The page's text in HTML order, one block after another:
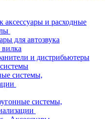
аксессуары и расходные
для автозвука
и дистрибьютеры
системы,
системы,